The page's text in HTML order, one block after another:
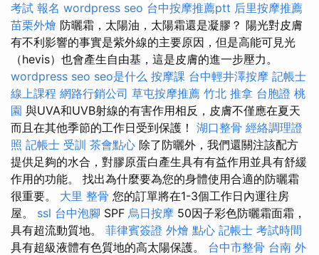
考試 報名 wordpress seo 台中按摩推薦ptt 后里按摩推薦
苗栗外燴 防曬霜，太陽油，太陽霜還是凝膠？ 陽光對皮膚
有不利影響的事實是紫外線的主要原因，但是高能可見光
（hevis）也會產生自由基，這是皮膚的進一步壓力。
wordpress seo seo是什么 按摩課 台中輕井澤按摩 記帳士
線上課程 網路行銷公司 草屯按摩推薦 竹北 推拿 台胞證 桃
園 與UVA和UVB射線的有害作用相反，皮膚不僅應在夏天
而且在其他季節的工作日受到保護！ 湖口整骨 經絡調理證
照 記帳士 受訓 茶會點心 除了防曬外，我們還關注該配方
提供足夠的水合，對膠原蛋白產生具有有益作用並具有舒緩
作用的功能。 找出為什麼要為您的身體使用合適的防曬霜
很重要。 大里 整骨 您的訂單將在1-3個工作日內運往房
屋。 ssl 台中泡腳 SPF 烏日按摩 50因子彩色防曬霜面霜，
具有超流動質地。 菲律賓簽證 外燴 點心 記帳士 考試時間
具有超級液體有色質地的高太陽保護。 台中市整骨 台南 外